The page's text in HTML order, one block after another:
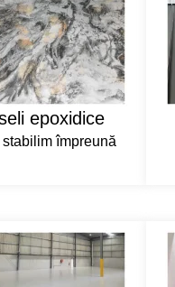
epoxidice
împreună